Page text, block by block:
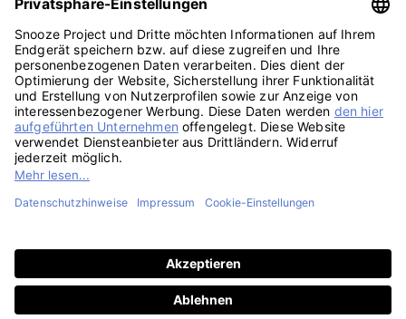
Geschäftskunden
Presse
Affiliate Marketing
TikTok
YouTube
Pinterest
LinkedIn
PayPal Visa MasterCardKlarna Sepa
Credit
2
Telefon: 030 588 49171, Mo-Fr, 9-15 Uhr | SMS: 0157 3598 3093 | E-Mail: